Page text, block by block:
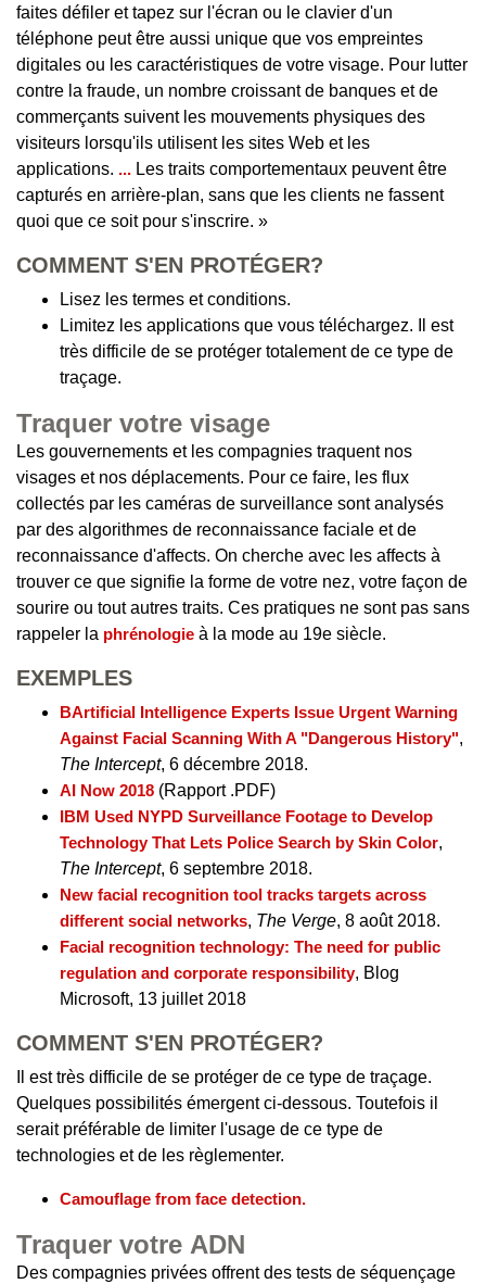
faites défiler et tapez sur l'écran ou le clavier d'un
téléphone peut être aussi unique que vos empreintes
digitales ou les caractéristiques de votre visage. Pour lutter
contre la fraude, un nombre croissant de banques et de
commerçants suivent les mouvements physiques des
visiteurs lorsqu'ils utilisent les sites Web et les
applications. ... Les traits comportementaux peuvent être
capturés en arrière-plan, sans que les clients ne fassent
quoi que ce soit pour s'inscrire. »
COMMENT S'EN PROTÉGER?
Lisez les termes et conditions.
Limitez les applications que vous téléchargez. Il est
très difficile de se protéger totalement de ce type de
traçage.
Traquer votre visage
Les gouvernements et les compagnies traquent nos
visages et nos déplacements. Pour ce faire, les flux
collectés par les caméras de surveillance sont analysés
par des algorithmes de reconnaissance faciale et de
reconnaissance d'affects. On cherche avec les affects à
trouver ce que signifie la forme de votre nez, votre façon de
sourire ou tout autres traits. Ces pratiques ne sont pas sans
rappeler la phrénologie à la mode au 19e siècle.
EXEMPLES
BArtificial Intelligence Experts Issue Urgent Warning
Against Facial Scanning With A "Dangerous History",
The Intercept, 6 décembre 2018.
AI Now 2018 (Rapport .PDF)
IBM Used NYPD Surveillance Footage to Develop
Technology That Lets Police Search by Skin Color,
The Intercept, 6 septembre 2018.
New facial recognition tool tracks targets across
different social networks, The Verge, 8 août 2018.
Facial recognition technology: The need for public
regulation and corporate responsibility, Blog
Microsoft, 13 juillet 2018
COMMENT S'EN PROTÉGER?
Il est très difficile de se protéger de ce type de traçage.
Quelques possibilités émergent ci-dessous. Toutefois il
serait préférable de limiter l'usage de ce type de
technologies et de les règlementer.
Camouflage from face detection.
Traquer votre ADN
Des compagnies privées offrent des tests de séquençage